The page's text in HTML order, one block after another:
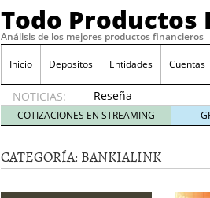
Todo Productos
Análisis de los mejores productos financieros
Inicio Depositos Entidades Cuentas
NOTICIAS:
Reseña
de SIFX:
Lo Que
Saber
los
Traders
COTIZACIONES EN STREAMING
CATEGORÍA: BANKIALINK